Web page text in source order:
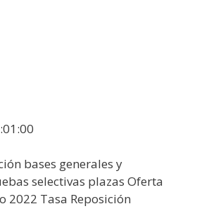
bases generales y
selectivas plazas Oferta
2022 Tasa Reposición